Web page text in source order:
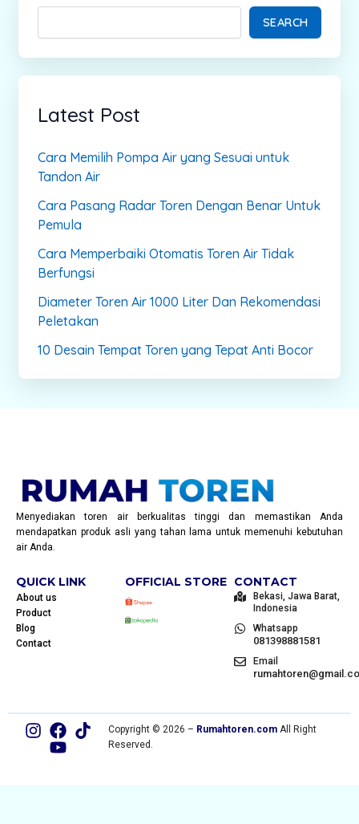
SEARCH
Latest Post
Cara Memilih Pompa Air yang Sesuai untuk
Tandon Air
Cara Pasang Radar Toren Dengan Benar Untuk
Pemula
Cara Memperbaiki Otomatis Toren Air Tidak
Berfungsi
Diameter Toren Air 1000 Liter Dan Rekomendasi
Peletakan
10 Desain Tempat Toren yang Tepat Anti Bocor
Menyediakan toren air berkualitas tinggi dan memastikan Anda
mendapatkan produk asli yang tahan lama untuk memenuhi kebutuhan
air Anda.
QUICK LINK
About us
Product
Blog
Contact
OFFICIAL STORE CONTACT
Bekasi, Jawa Barat,
Indonesia
Whatsapp
081398881581
Email
Copyright © 2026 – Rumahtoren.comAll Right
Reserved.